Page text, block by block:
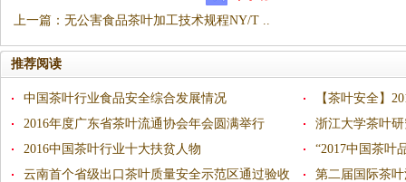
上一篇 ： 无公害食品茶叶加工技术规程NY/T ..
推荐阅读
中国茶叶行业食品安全综合发展情况
【茶叶安全】
平稳
2016年度广东省茶叶流通协会年会圆满举行
浙江大学茶叶
行
2016中国茶叶行业十大扶贫人物
“2017中国茶叶
云南首个省级出口茶叶质量安全示范区通过验收
第二届国际茶